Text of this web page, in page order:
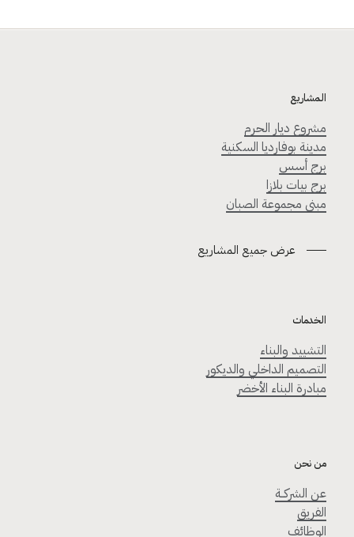
المشاريع
مشروع ديار الحرم
مدينة بوفارديا السكنية
برج أسس
برج بيات بلازا
مبنى مجموعة الصبان
عرض جميع المشاريع
الخدمات
التشييد والبناء
التصميم الداخلي والديكور
مبادرة البناء الأخضر
من نحن
عن الشركــة
الفريق
الوظائف